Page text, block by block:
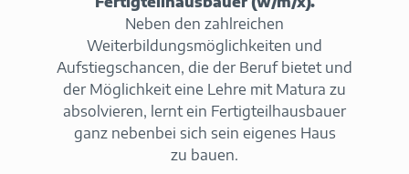
Neben den zahlreichen
Weiterbildungsmöglichkeiten und
Aufstiegschancen, die der Beruf bietet und
der Möglichkeit eine Lehre mit Matura zu
absolvieren, lernt ein Fertigteilhausbauer
ganz nebenbei sich sein eigenes Haus
zu bauen.